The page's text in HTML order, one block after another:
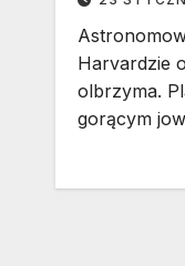
Harvardzie
olbrzyma.
gorącym